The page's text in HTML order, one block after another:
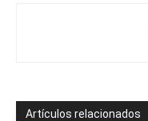
Artículos relacionados